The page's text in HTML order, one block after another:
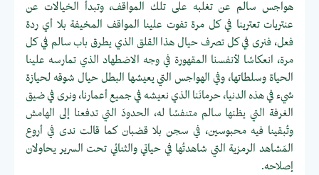
هواجس سالم عن تغلبه على تلك المواقف، وتبدأ الخيالات عن
عنتريات تعترينا في كل مرة تفوت علينا المواقف المخيفة بلا أي ردة
فعل، فنرى في كل تصرف حيال هذا القلق الذي يطرق باب سالم في كل
مرة، انعكاسًا لأنفسنا المقهورة في وجه الاضطهاد الذي تمارسه علينا
الحياة وسلطاتها، وفي الهواجس التي يعيشها البطل حيال شوقه لحيازة
شيء في هذه الدنيا، حرمانَنا الذي نعيشه في جميع أعمارنا، ونرى في ضيق
الغرفة التي يظنها سالم متنفسًا له، الحدودَ التي تدفعنا إلى الهامش
وتُبقينا فيه محبوسين، في سجن بلا قضبان كما قالت ندى في أروع
المَشاهد الرمزية التي شاهدتُها في حياتي والثنائي تحت السرير يحاولان
إصلاحه.